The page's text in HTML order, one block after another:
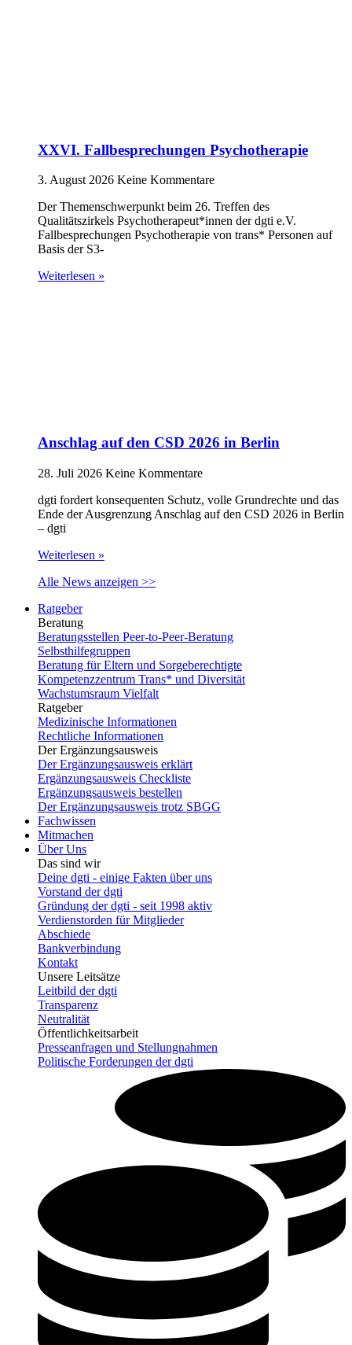
XXVI. Fallbesprechungen Psychotherapie
3. August 2026 Keine Kommentare
Der Themenschwerpunkt beim 26. Treffen des
Qualitätszirkels Psychotherapeut*innen der dgti e.V.
Fallbesprechungen Psychotherapie von trans* Personen auf
Basis der S3-
Weiterlesen »
Anschlag auf den CSD 2026 in Berlin
28. Juli 2026 Keine Kommentare
dgti fordert konsequenten Schutz, volle Grundrechte und das
Ende der Ausgrenzung Anschlag auf den CSD 2026 in Berlin
– dgti
Weiterlesen »
Alle News anzeigen >>
Ratgeber
Beratung
Beratungsstellen Peer-to-Peer-Beratung
Selbsthilfegruppen
Beratung für Eltern und Sorgeberechtigte
Kompetenzzentrum Trans* und Diversität
Wachstumsraum Vielfalt
Ratgeber
Medizinische Informationen
Rechtliche Informationen
Der Ergänzungsausweis
Der Ergänzungsausweis erklärt
Ergänzungsausweis Checkliste
Ergänzungsausweis bestellen
Der Ergänzungsausweis trotz SBGG
Fachwissen
Mitmachen
Über Uns
Das sind wir
Deine dgti - einige Fakten über uns
Vorstand der dgti
Gründung der dgti - seit 1998 aktiv
Verdienstorden für Mitglieder
Abschiede
Bankverbindung
Kontakt
Unsere Leitsätze
Leitbild der dgti
Transparenz
Neutralität
Öffentlichkeitsarbeit
Presseanfragen und Stellungnahmen
Politische Forderungen der dgti